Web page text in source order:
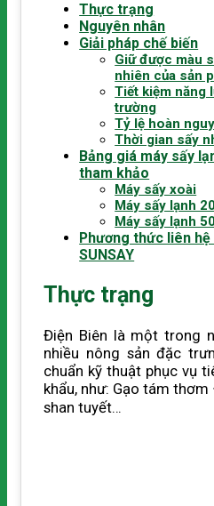
Thực trạng
Nguyên nhân
Giải pháp chế biến
Giữ được màu
nhiên của sản
Tiết kiệm năng
trường
Tỷ lệ hoàn
Thời gian sấy
Bảng giá máy sấy
tham khảo
Máy sấy xoài
Máy sấy lạnh
Máy sấy lạnh
Phương thức liên
SUNSAY
Thực trạng
Điện Biên là một trong
nhiều nông sản đặc
chuẩn kỹ thuật phục vụ
khẩu, như: Gạo tám thơm
shan tuyết…